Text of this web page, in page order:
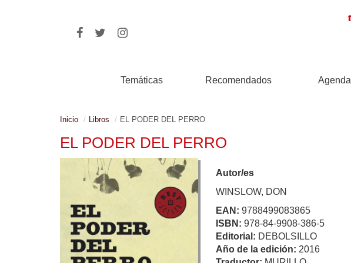
Temáticas Recomendados Agenda
Inicio Libros EL PODER DEL PERRO
EL PODER DEL PERRO
Autor/es
WINSLOW, DON
EAN: 9788499083865
ISBN: 978-84-9908-386-5
Editorial: DEBOLSILLO
Año de la edición: 2016